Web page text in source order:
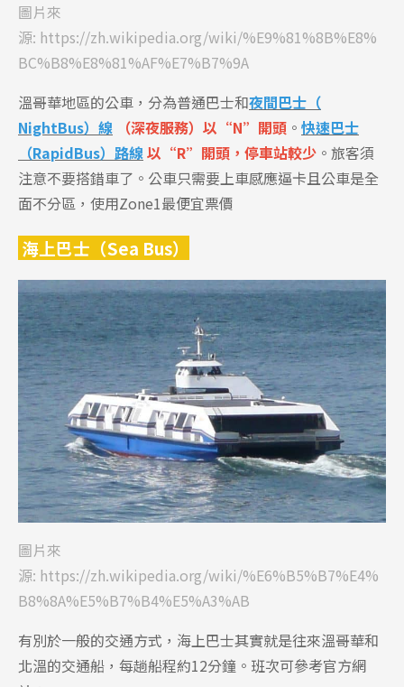
圖片來
源: https://zh.wikipedia.org/wiki/%E9%81%8B%E8%
BC%B8%E8%81%AF%E7%B7%9A
溫哥華地區的公車，分為普通巴士和夜間巴士（
NightBus）線
（深夜服務）以“N”開頭 。 快速巴士
（RapidBus）路線以“R”開頭，停車站較少 。旅客須
注意不要搭錯車了。 公車只需要上車感應逼卡且公車是全
面不分區，使用Zone1最便宜票價
海上巴士（Sea Bus）
圖片來
源: https://zh.wikipedia.org/wiki/%E6%B5%B7%E4%
B8%8A%E5%B7%B4%E5%A3%AB
有別於一般的交通方式，海上巴士其實就是往來溫哥華和
北溫的交通船，每趟船程約12分鐘。班次可參考官方網